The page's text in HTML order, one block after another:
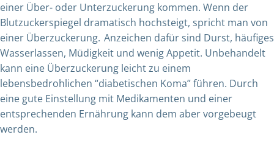
einer Über- oder Unterzuckerung kommen. Wenn der
Blutzuckerspiegel dramatisch hochsteigt, spricht man von
einer Überzuckerung. Anzeichen dafür sind Durst, häufiges
Wasserlassen, Müdigkeit und wenig Appetit. Unbehandelt
kann eine Überzuckerung leicht zu einem
lebensbedrohlichen “diabetischen Koma” führen. Durch
eine gute Einstellung mit Medikamenten und einer
entsprechenden Ernährung kann dem aber vorgebeugt
werden.